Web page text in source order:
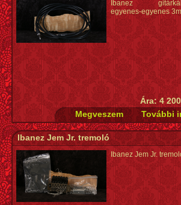
Ibanez
egyenes-egyenes 3m
Ára: 4
Ibanez Jem Jr. tremoló
Ibanez Jem Jr.